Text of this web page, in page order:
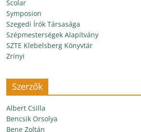
Scolar
Symposion
Szegedi Írók Társasága
Szépmesterségek Alapítvány
SZTE Klebelsberg Könyvtár
Zrínyi
Szerzők
Albert Csilla
Bencsik Orsolya
Bene Zoltán